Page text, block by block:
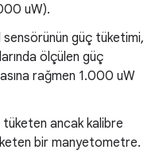
uW).
güç tüketimi,
ölçülen güç
rağmen 1.000 uW
ancak kalibre
bir manyetometre.